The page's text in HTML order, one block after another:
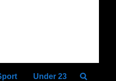
Under 23